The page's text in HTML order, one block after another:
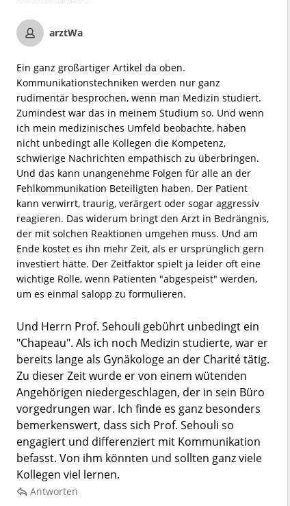
arztWa
Ein ganz großartiger Artikel da oben.
Kommunikationstechniken werden nur ganz
rudimentär besprochen, wenn man Medizin studiert.
Zumindest war das in meinem Studium so. Und wenn
ich mein medizinisches Umfeld beobachte, haben
nicht unbedingt alle Kollegen die Kompetenz,
schwierige Nachrichten empathisch zu überbringen.
Und das kann unangenehme Folgen für alle an der
Fehlkommunikation Beteiligten haben. Der Patient
kann verwirrt, traurig, verärgert oder sogar aggressiv
reagieren. Das widerum bringt den Arzt in Bedrängnis,
der mit solchen Reaktionen umgehen muss. Und am
Ende kostet es ihn mehr Zeit, als er ursprünglich gern
investiert hätte. Der Zeitfaktor spielt ja leider oft eine
wichtige Rolle, wenn Patienten "abgespeist" werden,
um es einmal salopp zu formulieren.
Und Herrn Prof. Sehouli gebührt unbedingt ein
"Chapeau". Als ich noch Medizin studierte, war er
bereits lange als Gynäkologe an der Charité tätig.
Zu dieser Zeit wurde er von einem wütenden
Angehörigen niedergeschlagen, der in sein Büro
vorgedrungen war. Ich finde es ganz besonders
bemerkenswert, dass sich Prof. Sehouli so
engagiert und differenziert mit Kommunikation
befasst. Von ihm könnten und sollten ganz viele
Kollegen viel lernen.
Antworten